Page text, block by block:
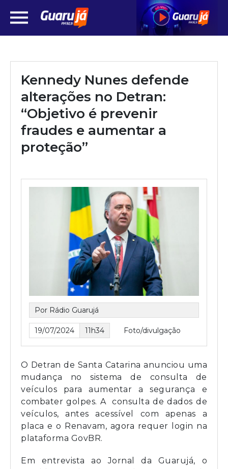
Kennedy Nunes defende
alterações no Detran:
“Objetivo é prevenir
fraudes e aumentar a
proteção”
Por Rádio Guarujá
19/07/2024 11h34 Foto/divulgação
O Detran de Santa Catarina anunciou uma
mudança no sistema de consulta de
veículos para aumentar a segurança e
combater golpes. A consulta de dados de
veículos, antes acessível com apenas a
placa e o Renavam, agora requer login na
plataforma GovBR.
Em entrevista ao Jornal da Guarujá, o